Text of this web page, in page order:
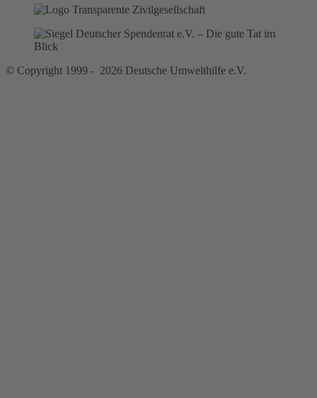
© Copyright 1999 - 2026 Deutsche Umwelthilfe e.V.